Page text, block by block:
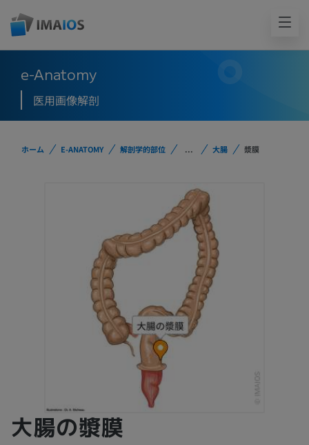
e-Anatomy
医用画像解剖
ホーム E-ANATOMY 解剖学的部位 ... 大腸 漿膜
大腸の漿膜